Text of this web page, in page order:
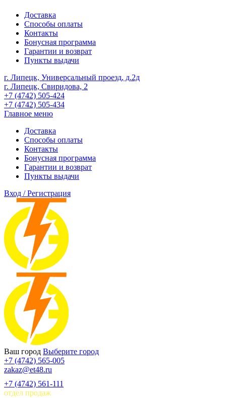
Доставка
Способы оплаты
Контакты
Бонусная программа
Гарантии и возврат
Пункты выдачи
г. Липецк, Универсальный проезд, д.2д
г. Липецк, Свиридова, 2
+7 (4742) 505-424
+7 (4742) 505-434
Главное меню
Доставка
Способы оплаты
Контакты
Бонусная программа
Гарантии и возврат
Пункты выдачи
Вход / Регистрация
Ваш город Выберите город
+7 (4742) 565-005
zakaz@et48.ru
+7 (4742) 561-111
отдел продаж